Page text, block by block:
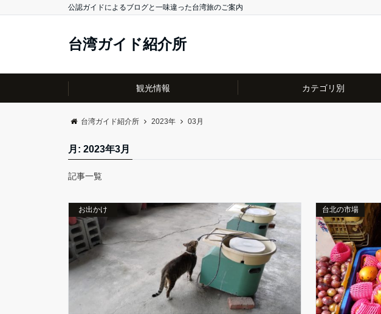
公認ガイドによるブログと一味違った台湾旅のご案内
台湾ガイド紹介所
観光情報 カテゴリ別
台湾ガイド紹介所 2023年 03月
月: 2023年3月
記事一覧
お出かけ 台北の市場